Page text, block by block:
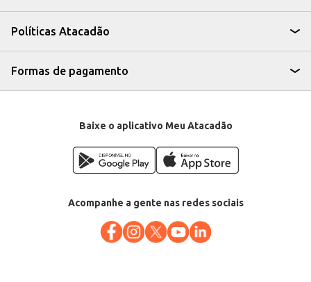
Políticas Atacadão
Formas de pagamento
Baixe o aplicativo Meu Atacadão
Acompanhe a gente nas redes sociais